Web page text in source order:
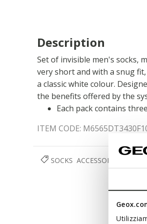
Description
Set of invisible men's socks,
very short and with a snug
a classic white colour.
the benefits offered by the
Each pack contains
ITEM CODE:
SOCKS ACCESSORIES